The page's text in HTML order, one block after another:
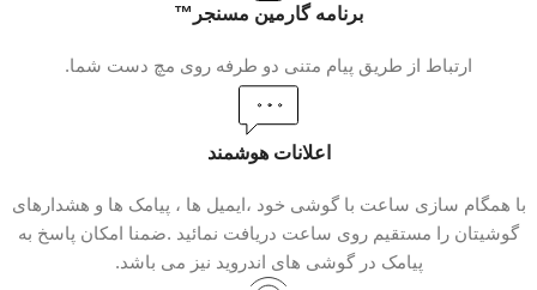
برنامه گارمین مسنجر™
ارتباط از طریق پیام متنی دو طرفه روی مچ دست شما.
اعلانات هوشمند
با همگام سازی ساعت با گوشی خود ،ایمیل ها ، پیامک ها و هشدارهای
گوشیتان را مستقیم روی ساعت دریافت نمائید .ضمنا امکان پاسخ به
پیامک در گوشی های اندروید نیز می باشد.